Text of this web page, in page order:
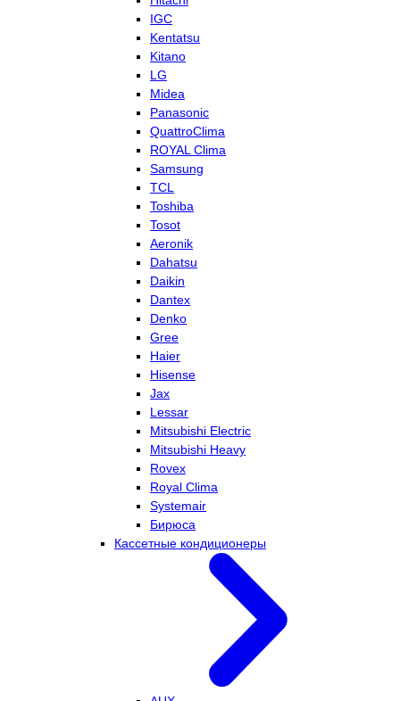
IGC
Kentatsu
Kitano
LG
Midea
Panasonic
QuattroClima
ROYAL Clima
Samsung
TCL
Toshiba
Tosot
Aeronik
Dahatsu
Daikin
Dantex
Denko
Gree
Haier
Hisense
Jax
Lessar
Mitsubishi Electric
Mitsubishi Heavy
Rovex
Royal Clima
Systemair
Бирюса
Кассетные кондиционеры